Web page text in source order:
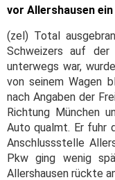
vor Allershausen ein
(zel) Total
Schweizers auf der
unterwegs war,
von seinem Wagen
nach Angaben der
Richtung München
Auto qualmt. Er fuhr
Anschlussstelle
Pkw ging wenig
Allershausen rückte